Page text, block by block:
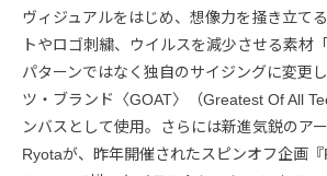
ヴィジュアルをはじめ、想像力を掻き立て
トやロゴ刺繍、ウイルスを減少させる素材
パターンではなく独自のサイジングに変更
ツ・ブランド〈GOAT〉（Greatest Of All
ンバスとして使用。さらには新進気鋭のア
Ryotaが、昨年開催されたスピンオフ企画『